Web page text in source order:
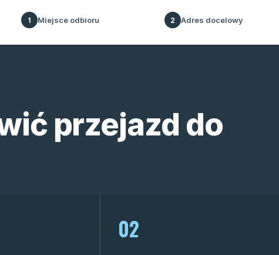
1 Miejsce odbioru 2 Adres docelowy
przejazd do
02